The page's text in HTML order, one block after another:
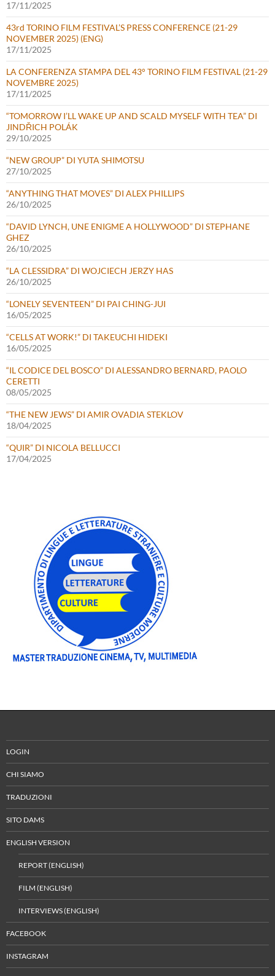
17/11/2025
43rd TORINO FILM FESTIVAL’S PRESS CONFERENCE (21-29
NOVEMBER 2025) (ENG)
17/11/2025
LA CONFERENZA STAMPA DEL 43° TORINO FILM FESTIVAL (21-29
NOVEMBRE 2025)
17/11/2025
“TOMORROW I’LL WAKE UP AND SCALD MYSELF WITH TEA” DI
JINDŘICH POLÁK
29/10/2025
“NEW GROUP” DI YUTA SHIMOTSU
27/10/2025
“ANYTHING THAT MOVES” DI ALEX PHILLIPS
26/10/2025
“DAVID LYNCH, UNE ENIGME A HOLLYWOOD” DI STEPHANE
GHEZ
26/10/2025
“LA CLESSIDRA” DI WOJCIECH JERZY HAS
26/10/2025
“LONELY SEVENTEEN” DI PAI CHING-JUI
16/05/2025
“CELLS AT WORK!” DI TAKEUCHI HIDEKI
16/05/2025
“IL CODICE DEL BOSCO” DI ALESSANDRO BERNARD, PAOLO
CERETTI
08/05/2025
“THE NEW JEWS” DI AMIR OVADIA STEKLOV
18/04/2025
“QUIR” DI NICOLA BELLUCCI
17/04/2025
LOGIN
CHI SIAMO
TRADUZIONI
SITO DAMS
ENGLISH VERSION
REPORT (ENGLISH)
FILM (ENGLISH)
INTERVIEWS (ENGLISH)
FACEBOOK
INSTAGRAM